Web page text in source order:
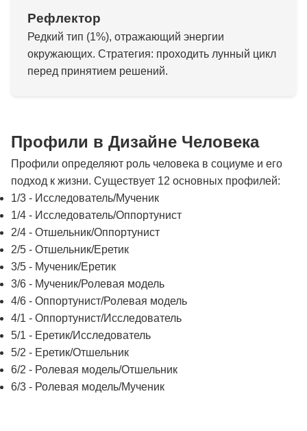
Рефлектор
Редкий тип (1%), отражающий энергии
окружающих. Стратегия: проходить лунный цикл
перед принятием решений.
Профили в Дизайне Человека
Профили определяют роль человека в социуме и его
подход к жизни. Существует 12 основных профилей:
1/3 - Исследователь/Мученик
1/4 - Исследователь/Оппортунист
2/4 - Отшельник/Оппортунист
2/5 - Отшельник/Еретик
3/5 - Мученик/Еретик
3/6 - Мученик/Ролевая модель
4/6 - Оппортунист/Ролевая модель
4/1 - Оппортунист/Исследователь
5/1 - Еретик/Исследователь
5/2 - Еретик/Отшельник
6/2 - Ролевая модель/Отшельник
6/3 - Ролевая модель/Мученик